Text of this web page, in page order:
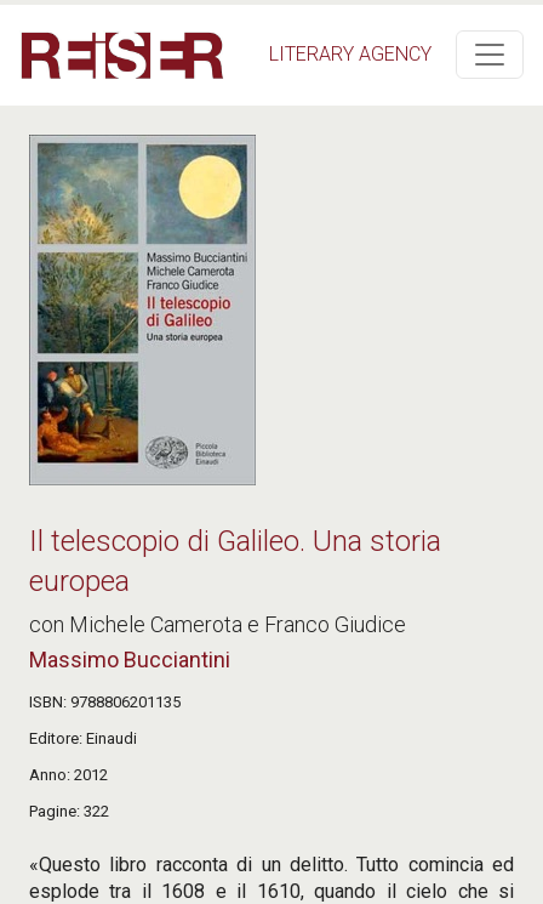
LITERARY AGENCY
Il telescopio di Galileo. Una storia
europea
con Michele Camerota e Franco Giudice
Massimo Bucciantini
ISBN 9788806201135
Editore Einaudi
Anno 2012
Pagine 322
«Questo libro racconta di un delitto. Tutto comincia ed
esplode tra il 1608 e il 1610, quando il cielo che si